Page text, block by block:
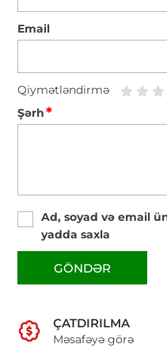
Email
Qiymətləndirmə
Şərh*
Ad, soyad və email
yadda saxla
GÖNDƏR
ÇATDIRILMA
Məsafəyə görə